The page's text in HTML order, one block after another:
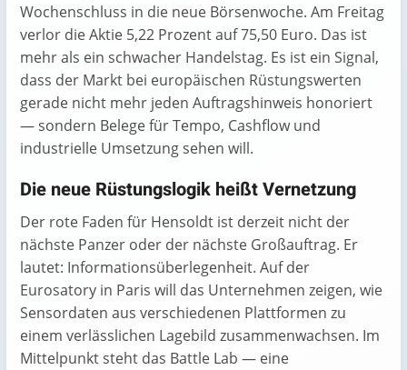
Wochenschluss in die neue Börsenwoche. Am Freitag
verlor die Aktie 5,22 Prozent auf 75,50 Euro. Das ist
mehr als ein schwacher Handelstag. Es ist ein Signal,
dass der Markt bei europäischen Rüstungswerten
gerade nicht mehr jeden Auftragshinweis honoriert
— sondern Belege für Tempo, Cashflow und
industrielle Umsetzung sehen will.
Die neue Rüstungslogik heißt Vernetzung
Der rote Faden für Hensoldt ist derzeit nicht der
nächste Panzer oder der nächste Großauftrag. Er
lautet: Informationsüberlegenheit. Auf der
Eurosatory in Paris will das Unternehmen zeigen, wie
Sensordaten aus verschiedenen Plattformen zu
einem verlässlichen Lagebild zusammenwachsen. Im
Mittelpunkt steht das Battle Lab — eine